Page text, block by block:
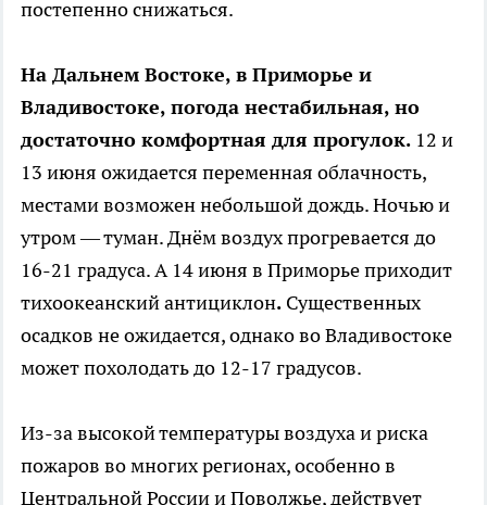
постепенно снижаться.
На Дальнем Востоке, в Приморье и
Владивостоке, погода нестабильная, но
достаточно комфортная для прогулок. 12 и
13 июня ожидается переменная облачность,
местами возможен небольшой дождь. Ночью и
утром — туман. Днём воздух прогревается до
16-21 градуса. А 14 июня в Приморье приходит
тихоокеанский антициклон. Существенных
осадков не ожидается, однако во Владивостоке
может похолодать до 12-17 градусов.
Из-за высокой температуры воздуха и риска
пожаров во многих регионах, особенно в
Центральной России и Поволжье, действует